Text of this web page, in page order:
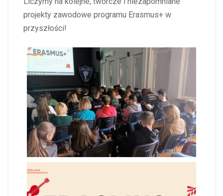
projekty zawodowe programu Erasmus+ w
przyszłości!